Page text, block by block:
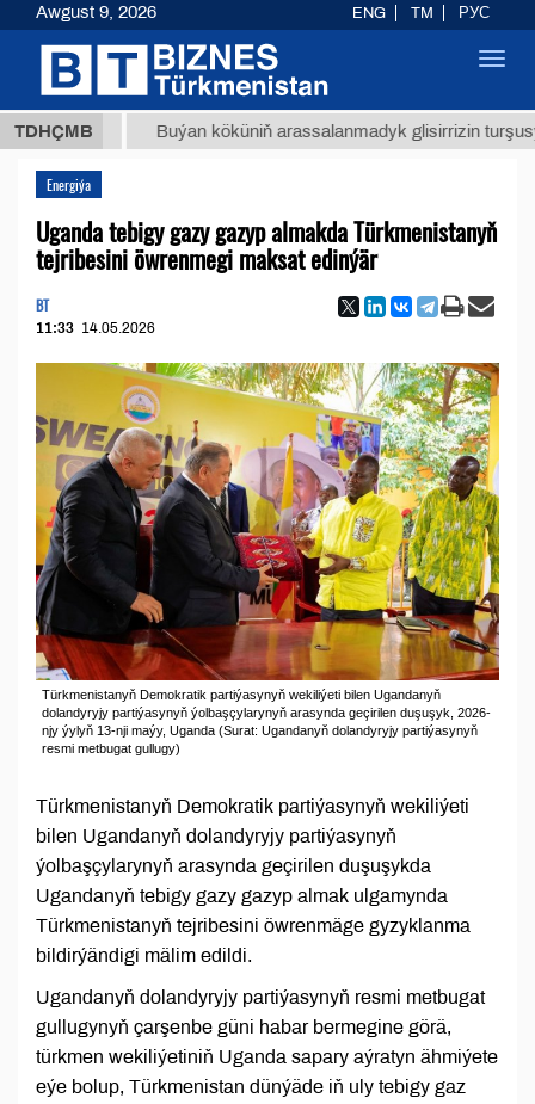
TDHÇMBBuýan köküniň arassalanmadyk glisirrizin turşusy (t.)
Energiýa
Uganda tebigy gazy gazyp almakda Türkmenistanyň
tejribesini öwrenmegi maksat edinýär
BT
11:33 14.05.2026
Türkmenistanyň Demokratik partiýasynyň wekiliýeti bilen Ugandanyň
dolandyryjy partiýasynyň ýolbaşçylarynyň arasynda geçirilen duşuşyk, 2026-
njy ýylyň 13-nji maýy, Uganda (Surat: Ugandanyň dolandyryjy partiýasynyň
resmi metbugat gullugy)
Türkmenistanyň Demokratik partiýasynyň wekiliýeti
bilen Ugandanyň dolandyryjy partiýasynyň
ýolbaşçylarynyň arasynda geçirilen duşuşykda
Ugandanyň tebigy gazy gazyp almak ulgamynda
Türkmenistanyň tejribesini öwrenmäge gyzyklanma
bildirýändigi mälim edildi.
Ugandanyň dolandyryjy partiýasynyň resmi metbugat
gullugynyň çarşenbe güni habar bermegine görä,
türkmen wekiliýetiniň Uganda sapary aýratyn ähmiýete
eýe bolup, Türkmenistan dünýäde iň uly tebigy gaz
Awgust 9, 2026 ENG TM РУС